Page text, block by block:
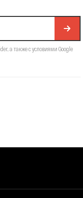
а также с условиями Google